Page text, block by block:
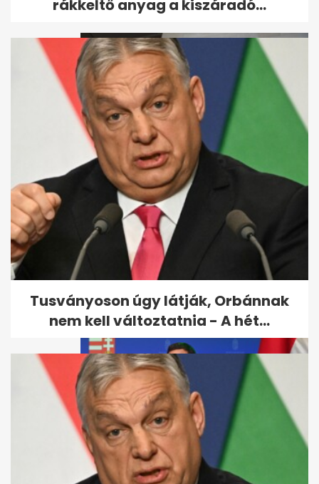
Itt az első hivatalos fotó
Katalinról a műtét óta
rákkeltő anyag a kiszáradó...
Tusványoson úgy látják, Orbánnak
nem kell változtatnia - A hét...